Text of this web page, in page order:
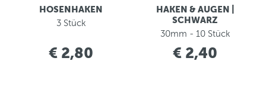
HOSENHAKEN
3 Stück
€ 2,80
HAKEN & AUGEN |
SCHWARZ
30mm - 10 Stück
€ 2,40